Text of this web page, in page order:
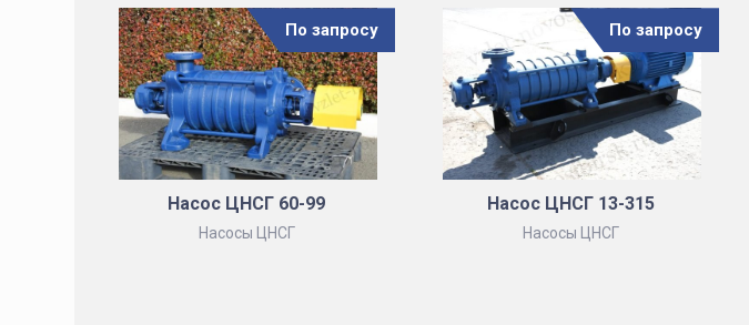
Насос ЦНСГ 60-99
Насосы ЦНСГ
По запросу
Насос ЦНСГ 13-315
Насосы ЦНСГ
По запросу